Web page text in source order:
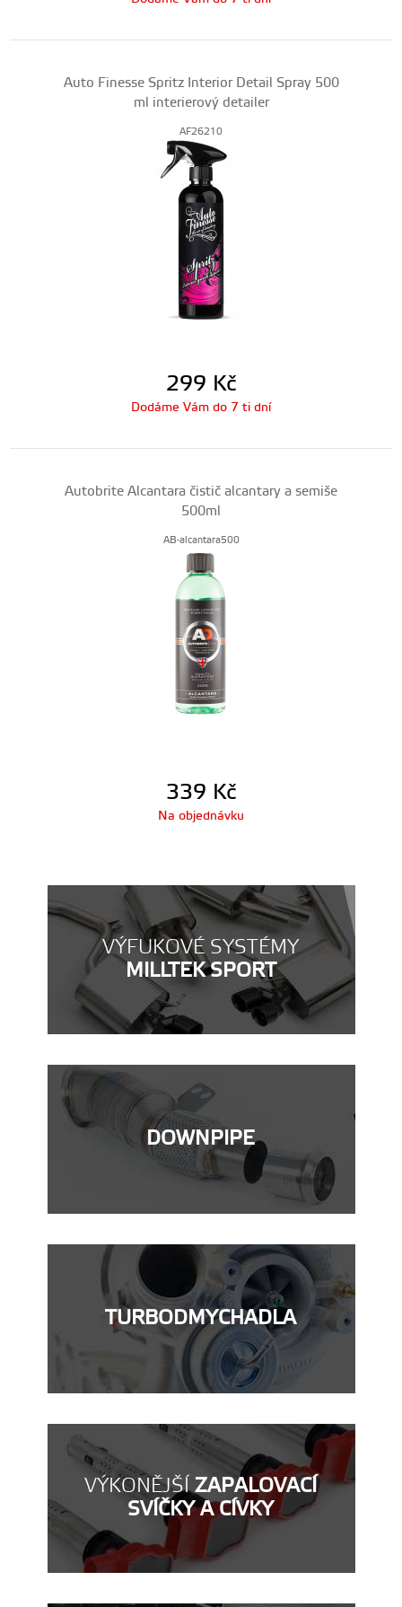
Auto Finesse Spritz Interior Detail Spray 500
ml interierový detailer
AF26210
299 Kč
Dodáme Vám do 7 ti dní
Autobrite Alcantara čistič alcantary a semiše
500ml
AB-alcantara500
339 Kč
Na objednávku
VÝFUKOVÉ SYSTÉMY
MILLTEK SPORT
DOWNPIPE
TURBODMYCHADLA
VÝKONĚJŠÍZAPALOVACÍ
SVÍČKY A CÍVKY